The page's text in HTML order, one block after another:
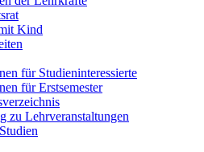
Kind
für Studieninteressierte
für Erstsemester
zu Lehrveranstaltungen